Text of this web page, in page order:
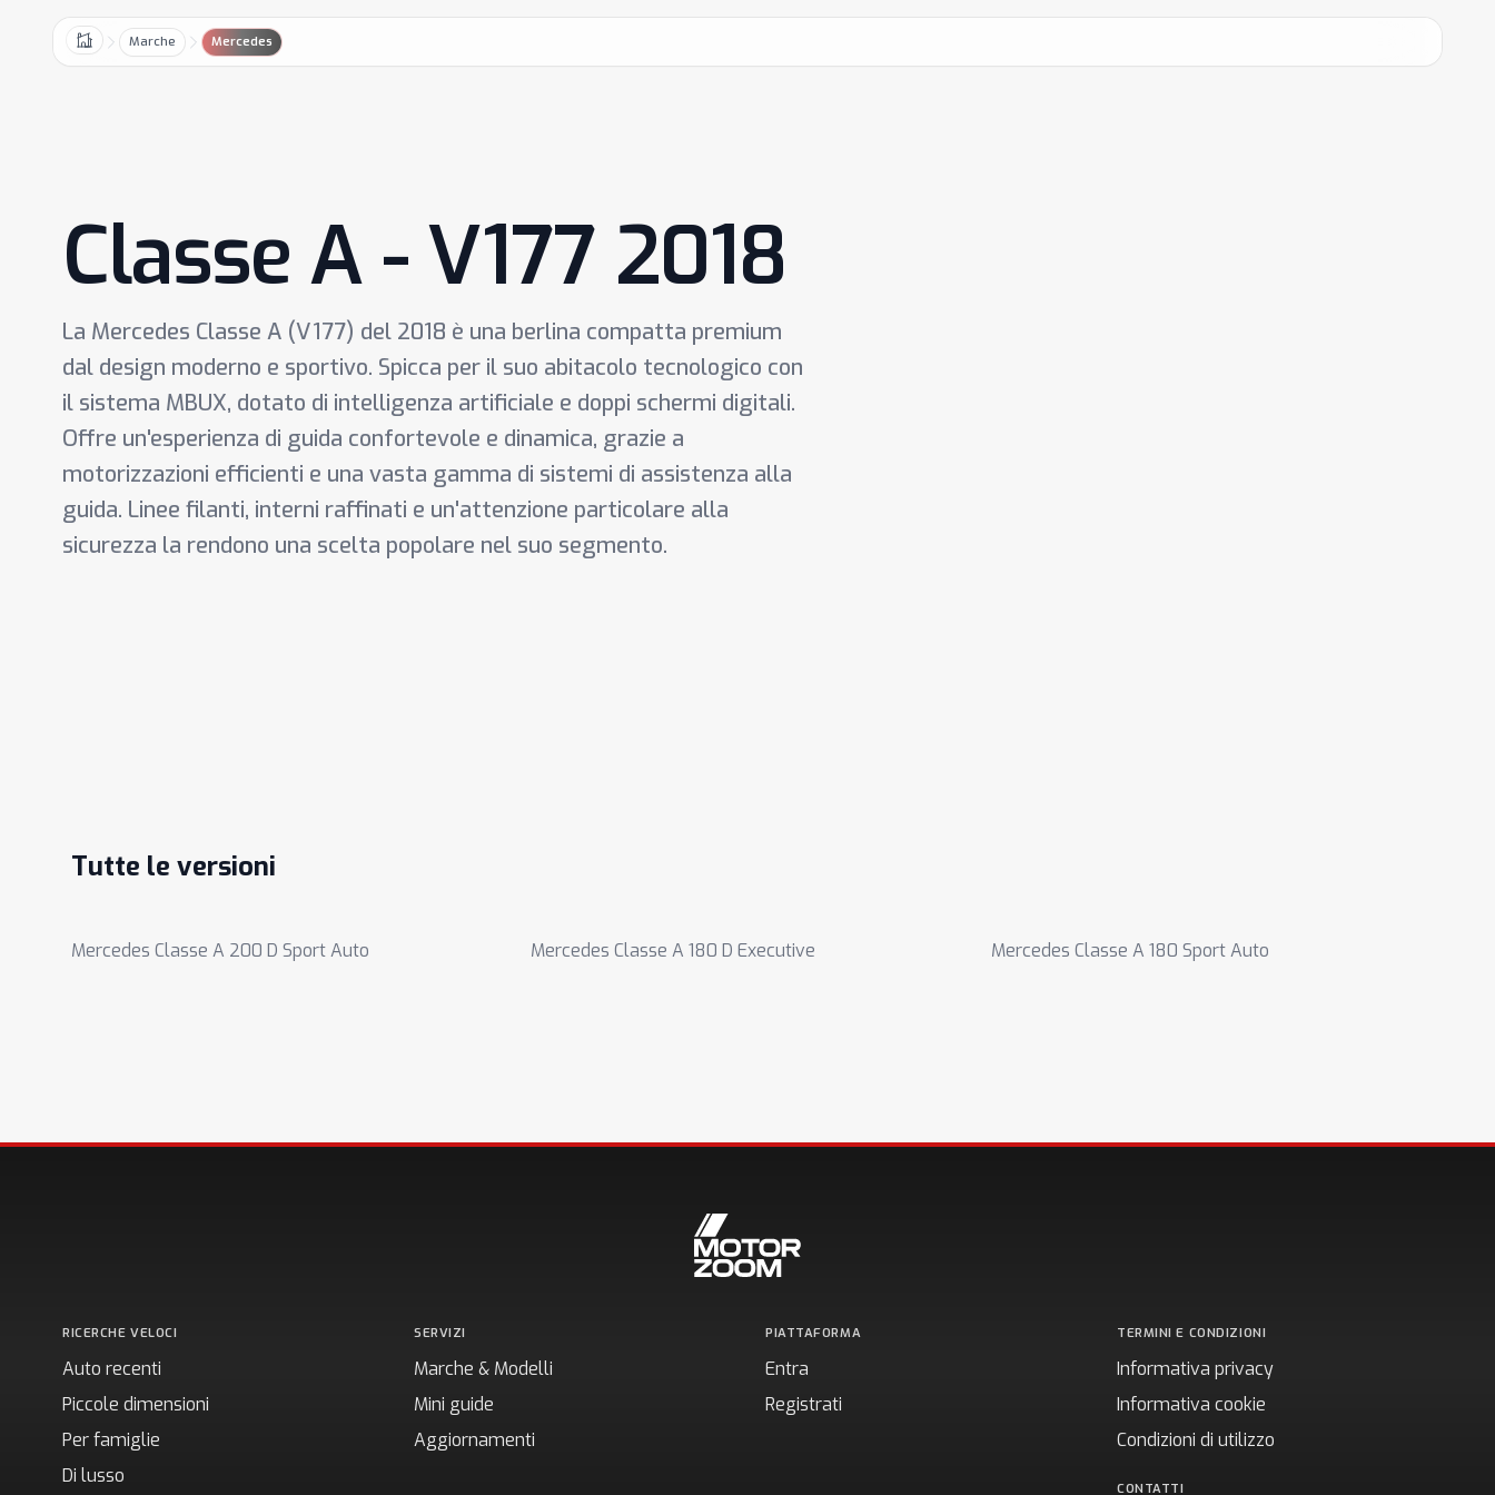
Home Marche Mercedes
Classe A - V177 2018
La Mercedes Classe A (V177) del 2018 è una berlina compatta premium
dal design moderno e sportivo. Spicca per il suo abitacolo tecnologico con
il sistema MBUX, dotato di intelligenza artificiale e doppi schermi digitali.
Offre un'esperienza di guida confortevole e dinamica, grazie a
motorizzazioni efficienti e una vasta gamma di sistemi di assistenza alla
guida. Linee filanti, interni raffinati e un'attenzione particolare alla
sicurezza la rendono una scelta popolare nel suo segmento.
Tutte le versioni
Mercedes Classe A 200 D Sport Auto Mercedes Classe A 180 D Executive Mercedes Classe A 180 Sport Auto
RICERCHE VELOCI
Auto recenti
Piccole dimensioni
Per famiglie
Di lusso
SERVIZI
Marche & Modelli
Mini guide
Aggiornamenti
PIATTAFORMA
Entra
Registrati
TERMINI E CONDIZIONI
Informativa privacy
Informativa cookie
Condizioni di utilizzo
CONTATTI